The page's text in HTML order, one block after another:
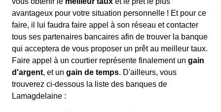
avantageux pour votre situation personnelle ! Et pour ce
faire, il lui faudra faire appel à son réseau et contacter
tous ses partenaires bancaires afin de trouver la banque
qui acceptera de vous proposer un prêt au meilleur taux.
Faire appel à un courtier représente finalement un gain
d'argent, et un gain de temps. D'ailleurs, vous
trouverez ci-dessous la liste des banques de
Lamagdelaine :